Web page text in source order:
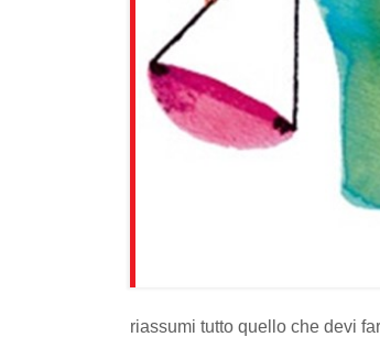
riassumi tutto quello che devi